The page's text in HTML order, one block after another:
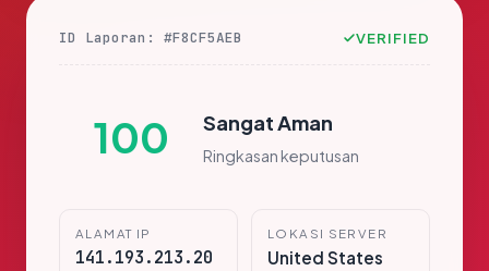
ID Laporan: #F8CF5AEB VERIFIED
100 Sangat Aman
Ringkasan keputusan
ALAMAT IP
141.193.213.20
LOKASI SERVER
United States